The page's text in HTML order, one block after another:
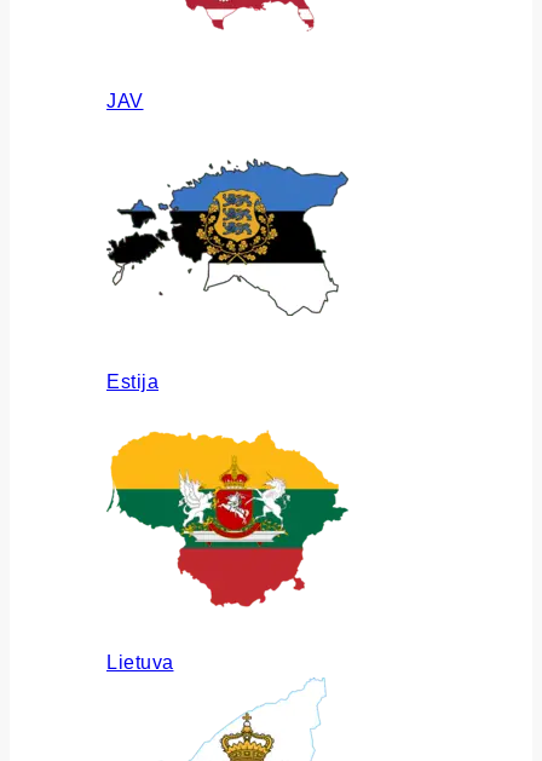
JAV
Estija
Lietuva